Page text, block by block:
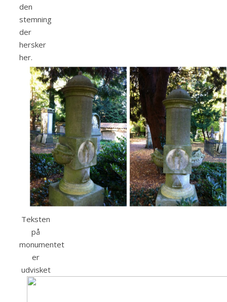
den
stemning
der
hersker
her.
Teksten
på
monumentet
er
udvisket